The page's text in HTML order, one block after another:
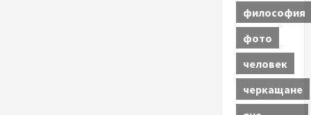
философия
фото
человек
черкащане